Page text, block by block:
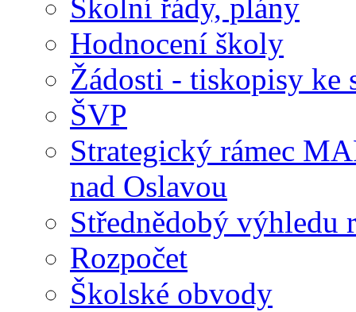
Školní řády, plány
Hodnocení školy
Žádosti - tiskopisy ke
ŠVP
Strategický rámec
nad Oslavou
Střednědobý výhledu
Rozpočet
Školské obvody